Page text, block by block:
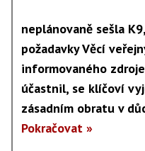
neplánovaně sešla
požadavky Věcí
informovaného
účastnil, se klíčoví
zásadním obratu v
Pokračovat »